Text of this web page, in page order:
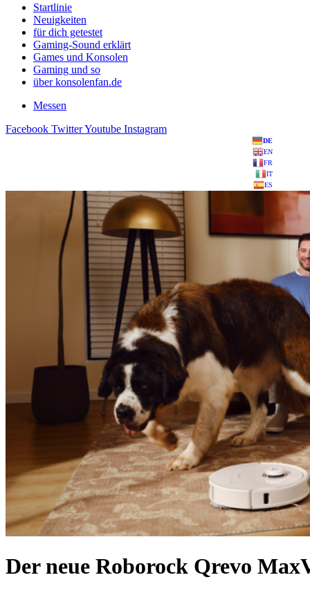
Startlinie
Neuigkeiten
für dich getestet
Gaming-Sound erklärt
Games und Konsolen
Gaming und so
über konsolenfan.de
Messen
Facebook TwitterYoutube Instagram
DE
EN
FR
IT
ES
Der neue Roborock Qrevo